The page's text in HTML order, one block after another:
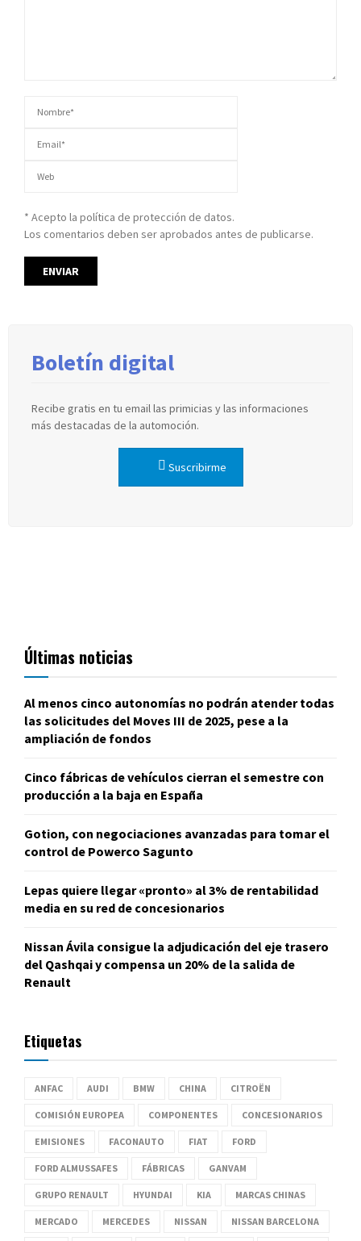
* Acepto la política de protección de datos.
Los comentarios deben ser aprobados antes de publicarse.
Boletín digital
Recibe gratis en tu email las primicias y las informaciones
más destacadas de la automoción.
Suscribirme
Últimas noticias
Al menos cinco autonomías no podrán atender todas
las solicitudes del Moves III de 2025, pese a la
ampliación de fondos
Cinco fábricas de vehículos cierran el semestre con
producción a la baja en España
Gotion, con negociaciones avanzadas para tomar el
control de Powerco Sagunto
Lepas quiere llegar «pronto» al 3% de rentabilidad
media en su red de concesionarios
Nissan Ávila consigue la adjudicación del eje trasero
del Qashqai y compensa un 20% de la salida de
Renault
Etiquetas
ANFAC AUDI BMW CHINA CITROËN
COMISIÓN EUROPEA COMPONENTES CONCESIONARIOS
EMISIONES FACONAUTO FIAT FORD
FORD ALMUSSAFES FÁBRICAS GANVAM
GRUPO RENAULT HYUNDAI KIA MARCAS CHINAS
MERCADO MERCEDES NISSAN NISSAN BARCELONA